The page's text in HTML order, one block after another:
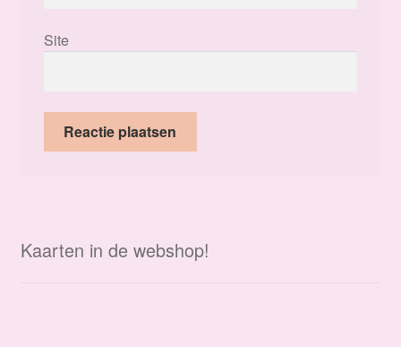
Site
Kaarten in de webshop!